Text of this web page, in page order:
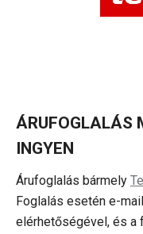
ÁRUFOGLALÁS
INGYEN
Árufoglalás bármely
Foglalás esetén e-
elérhetőségével, és a